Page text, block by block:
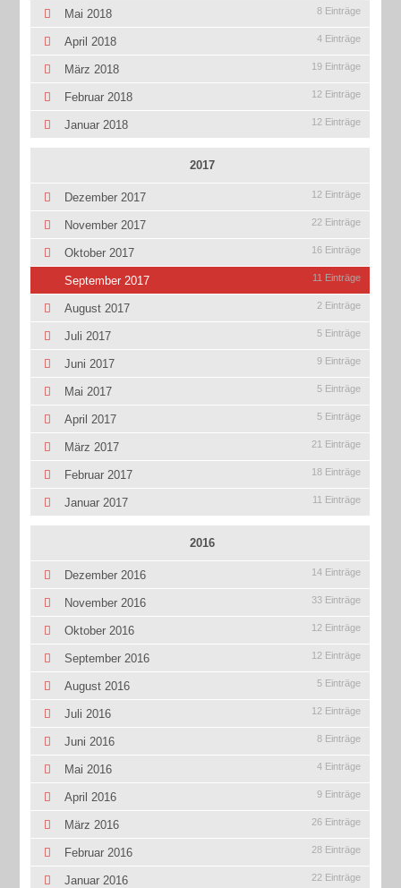
Mai 2018 8 Einträge
April 2018 4 Einträge
März 2018 19 Einträge
Februar 2018 12 Einträge
Januar 2018 12 Einträge
2017
Dezember 2017 12 Einträge
November 2017 22 Einträge
Oktober 2017 16 Einträge
September 2017 11 Einträge
August 2017 2 Einträge
Juli 2017 5 Einträge
Juni 2017 9 Einträge
Mai 2017 5 Einträge
April 2017 5 Einträge
März 2017 21 Einträge
Februar 2017 18 Einträge
Januar 2017 11 Einträge
2016
Dezember 2016 14 Einträge
November 2016 33 Einträge
Oktober 2016 12 Einträge
September 2016 12 Einträge
August 2016 5 Einträge
Juli 2016 12 Einträge
Juni 2016 8 Einträge
Mai 2016 4 Einträge
April 2016 9 Einträge
März 2016 26 Einträge
Februar 2016 28 Einträge
Januar 2016 22 Einträge